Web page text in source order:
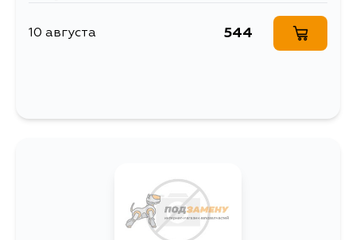
10 августа 544